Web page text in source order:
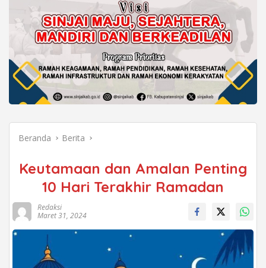
Beranda Berita
Keutamaan dan Amalan Penting
10 Hari Terakhir Ramadan
Redaksi
Maret 31, 2024